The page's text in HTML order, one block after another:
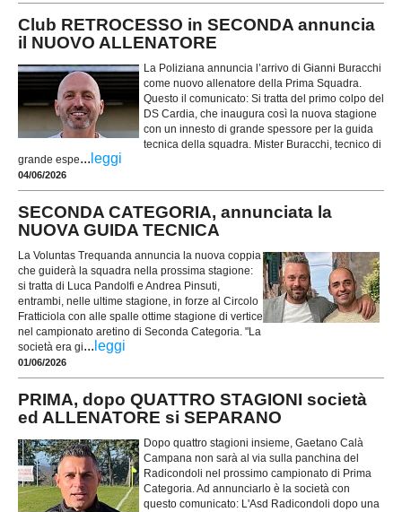
Club RETROCESSO in SECONDA annuncia
il NUOVO ALLENATORE
La Poliziana annuncia l’arrivo di Gianni Buracchi
come nuovo allenatore della Prima Squadra.
Questo il comunicato: Si tratta del primo colpo del
DS Cardia, che inaugura così la nuova stagione
con un innesto di grande spessore per la guida
tecnica della squadra. Mister Buracchi, tecnico di
grande espe... leggi
04/06/2026
SECONDA CATEGORIA, annunciata la
NUOVA GUIDA TECNICA
La Voluntas Trequanda annuncia la nuova coppia
che guiderà la squadra nella prossima stagione:
si tratta di Luca Pandolfi e Andrea Pinsuti,
entrambi, nelle ultime stagione, in forze al Circolo
Fratticiola con alle spalle ottime stagione di vertice
nel campionato aretino di Seconda Categoria. "La
società era gi... leggi
01/06/2026
PRIMA, dopo QUATTRO STAGIONI società
ed ALLENATORE si SEPARANO
Dopo quattro stagioni insieme, Gaetano Calà
Campana non sarà al via sulla panchina del
Radicondoli nel prossimo campionato di Prima
Categoria. Ad annunciarlo è la società con
questo comunicato: L'Asd Radicondoli dopo una